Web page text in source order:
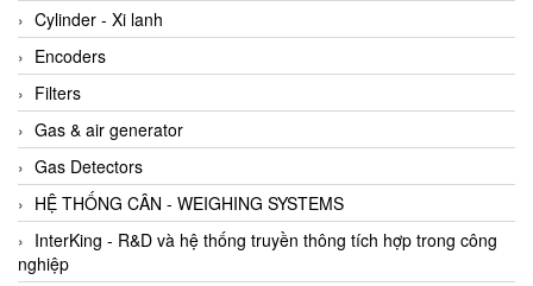
Cylinder - Xi lanh
Encoders
Filters
Gas & air generator
Gas Detectors
HỆ THỐNG CÂN - WEIGHING SYSTEMS
InterKing - R&D và hệ thống truyền thông tích hợp trong công
nghiệp